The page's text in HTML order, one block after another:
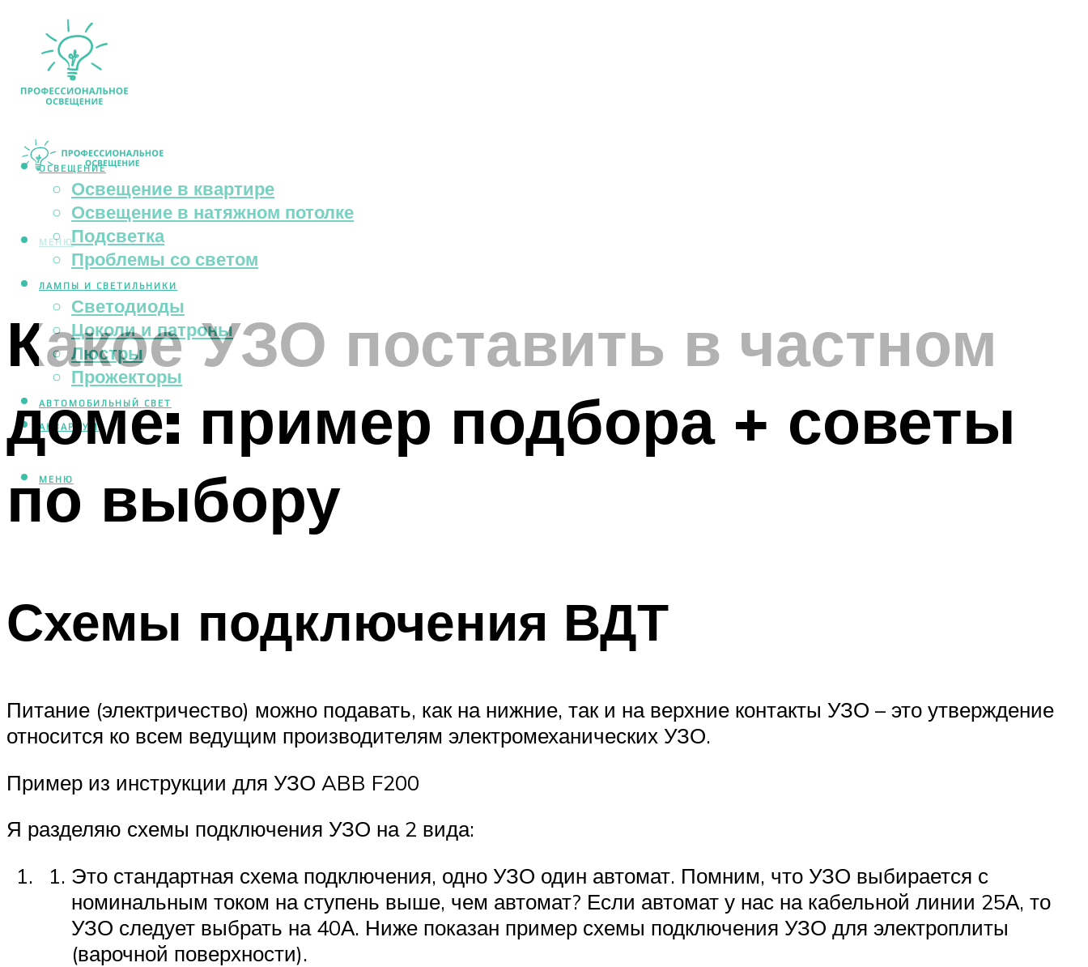
ОСВЕЩЕНИЕ
Освещение в квартире
Освещение в натяжном потолке
Подсветка
Проблемы со светом
ЛАМПЫ И СВЕТИЛЬНИКИ
Светодиоды
Цоколи и патроны
Люстры
Прожекторы
АВТОМОБИЛЬНЫЙ СВЕТ
АКВАРИУМ
МЕНЮ
МЕНЮ
Какое УЗО поставить в частном
доме: пример подбора + советы
по выбору
Схемы подключения ВДТ
Питание (электричество) можно подавать, как на нижние, так и на верхние контакты УЗО – это утверждение
относится ко всем ведущим производителям электромеханических УЗО.
Пример из инструкции для УЗО ABB F200
Я разделяю схемы подключения УЗО на 2 вида:
Это стандартная схема подключения, одно УЗО один автомат. Помним, что УЗО выбирается с
номинальным током на ступень выше, чем автомат? Если автомат у нас на кабельной линии 25А, то
УЗО следует выбрать на 40А. Ниже показан пример схемы подключения УЗО для электроплиты
(варочной поверхности).